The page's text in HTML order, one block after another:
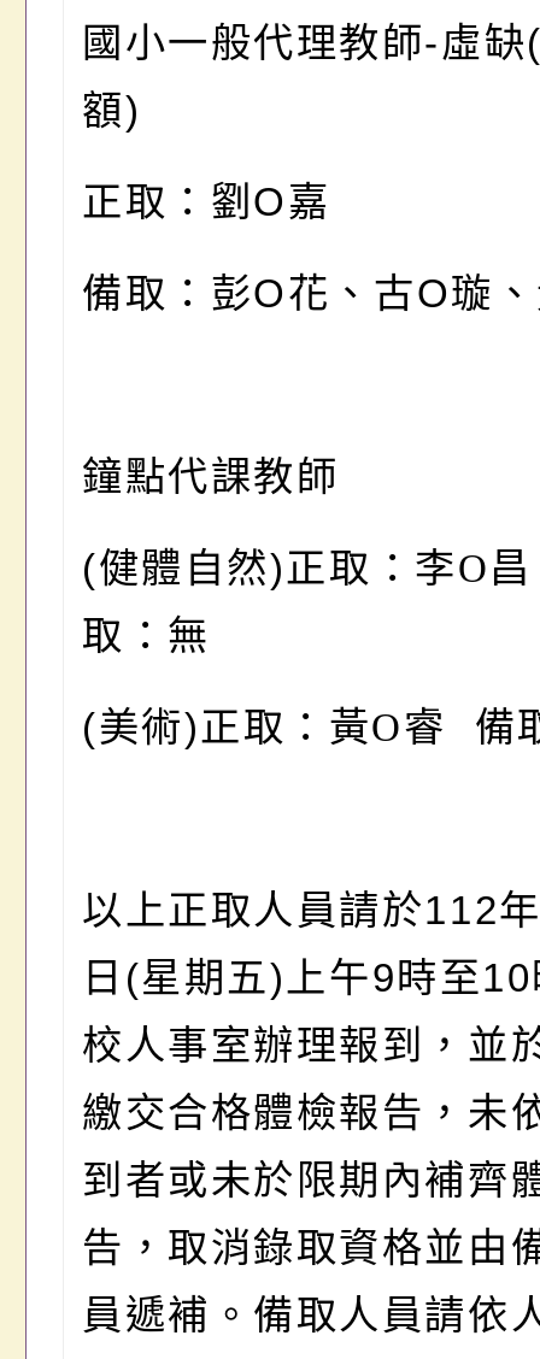
國小一般代理教師-虛缺
額)
正取 ： 劉 O嘉
備取：彭O花、古O璇
鐘點代課教師
(健體自然)正取 ：李O
取：無
(美術)正取 ：黃O睿 備
以上正取人員請於112
日 (星期五) 上午9時至10
校人事室辦理報到，並
繳交合格體檢報告，未
到者或未於限期內補齊
告，取消錄取資格並由
員遞補 。備取人員請依